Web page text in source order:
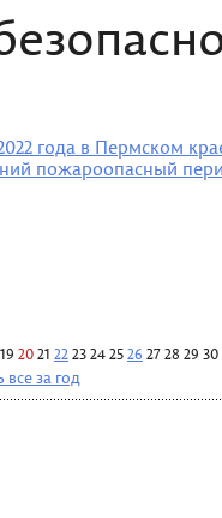
года в Пермском
пожароопасный
19 20 21 22 23 24 25 26 27 28 29 30
все за год